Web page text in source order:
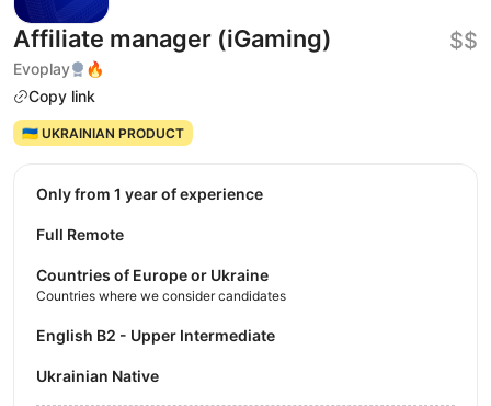
Affiliate manager (iGaming)
Evoplay
🔥
Copy link
$$
🇺🇦 UKRAINIAN PRODUCT
Only from 1 year of experience
Full Remote
Countries of Europe or Ukraine
Countries where we consider candidates
English B2 - Upper Intermediate
Ukrainian Native